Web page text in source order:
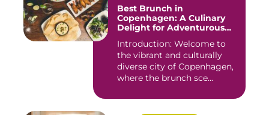
Best Brunch in
Copenhagen: A Culinary
Delight for Adventurous
Introduction: Welcome to
the vibrant and culturally
diverse city of Copenhagen,
where the brunch sce...